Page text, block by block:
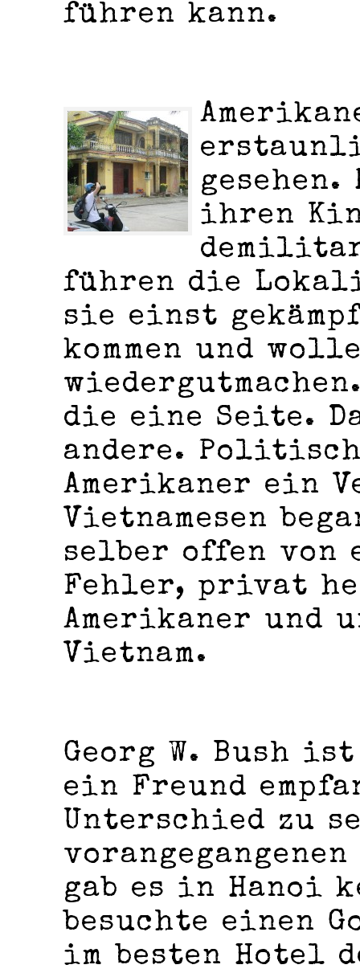
führen kann.
ihren
führen die
sie einst
kommen und
die eine Seite.
andere.
Amerikaner ein
Vietnamesen
selber offen von
Fehler, privat
Amerikaner und
Vietnam.
Georg W. Bush
ein Freund
Unterschied zu
gab es in Hanoi
besuchte einen
im besten Hotel